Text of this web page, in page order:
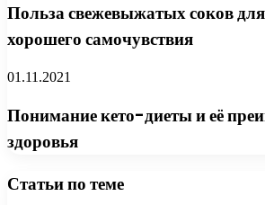
Польза свежевыжатых соков
хорошего самочувствия
01.11.2021
Понимание кето-диеты и её
здоровья
Статьи по теме